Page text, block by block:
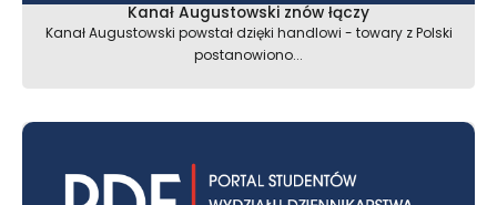
Kanał Augustowski znów łączy
Kanał Augustowski powstał dzięki handlowi - towary z Polski
postanowiono...